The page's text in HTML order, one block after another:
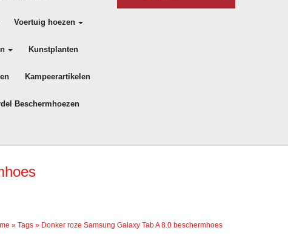
Voertuig hoezen
Kunstplanten
Kampeerartikelen
Beschermhoezen
» Tags » Donker roze Samsung Galaxy Tab A 8.0 beschermhoes